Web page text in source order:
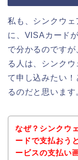
私も、シンクウ
に、VISAカード
で分かるのです
る人は、シンク
て申し込みたい
るのだと思います
なぜ？シンクウ
ードで支払おう
ービスの支払い